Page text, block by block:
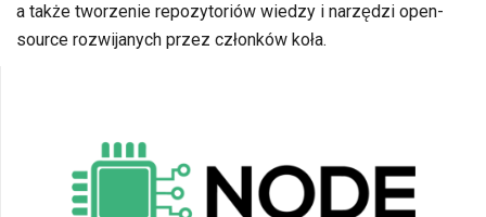
a także tworzenie repozytoriów wiedzy i narzędzi open-
source rozwijanych przez członków koła.